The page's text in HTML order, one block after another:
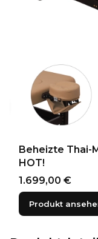
Beheizte Thai-
HOT!
Preis
1.699,00 €
Produkt